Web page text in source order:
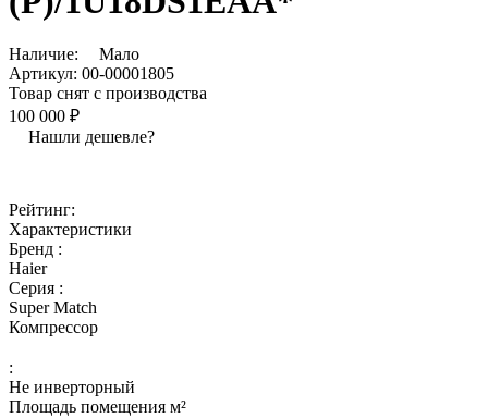
Наличие:
Мало
Артикул: 00-00001805
Товар снят с производства
100 000 ₽
Нашли дешевле?
Рейтинг:
Характеристики
Бренд :
Haier
Серия :
Super Match
Компрессор
:
Не инверторный
Площадь помещения м²